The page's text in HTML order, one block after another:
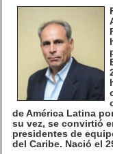
de América Latina
su vez, se convirtió
presidentes de
del Caribe. Nació el